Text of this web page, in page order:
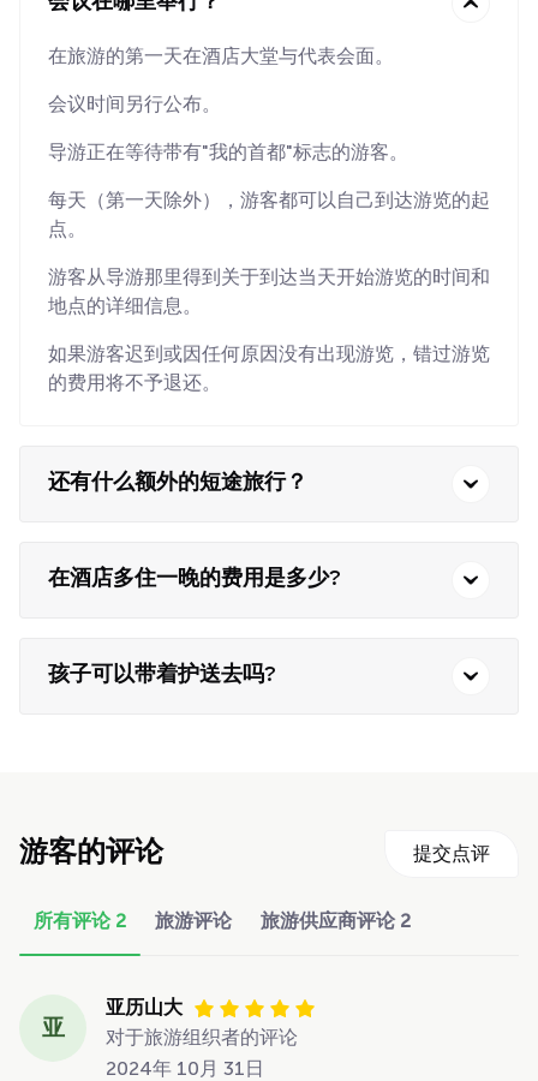
在旅游的第一天在酒店大堂与代表会面。
会议时间另行公布。
导游正在等待带有"我的首都"标志的游客。
每天（第一天除外），游客都可以自己到达游览的起
点。
游客从导游那里得到关于到达当天开始游览的时间和
地点的详细信息。
如果游客迟到或因任何原因没有出现游览，错过游览
的费用将不予退还。
还有什么额外的短途旅行？
在酒店多住一晚的费用是多少?
孩子可以带着护送去吗?
游客的评论 提交点评
所有评论 2 旅游评论 旅游供应商评论 2
亚
亚历山大
对于旅游组织者的评论
2024年 10月 31日